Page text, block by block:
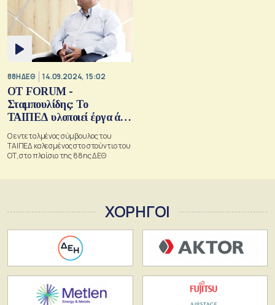
88Η ΔΕΘ 14.09.2024, 15:02
OT FORUM -
Σταμπουλίδης: Το
ΤΑΙΠΕΔ υλοποιεί έργα άνω
των 3 δισ. ευρώ
Ο εντεταλμένος σύμβουλος του
ΤΑΙΠΕΔ καλεσμένος στο στούντιο του
ΟΤ, στο πλαίσιο της 88ης ΔΕΘ
ΧΟΡΗΓΟΙ